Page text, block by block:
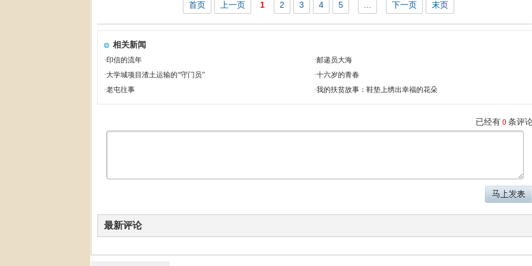
首页 上一页 1 2 3 4 5 下一页 末页
相关新闻
·印信的流年 ·邮递员大海
·大学城项目渣土运输的“守门员” ·十六岁的青春
·老屯往事 ·我的扶贫故事：鞋垫上绣出幸福的花朵
已经有 0 条评
最新评论